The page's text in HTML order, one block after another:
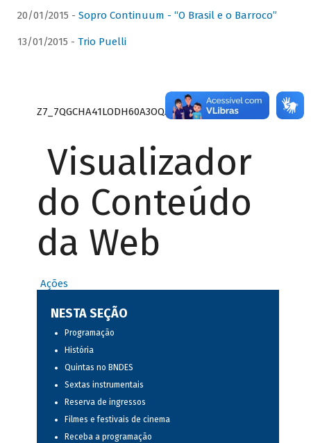
20/01/2015 - Sopro Continuum - “O Brasil e o Barroco”
13/01/2015 - Trio Puelli
Z7_7QGCHA41LODH60A3OQA8RN1415
Visualizador
do Conteúdo
da Web
Ações
NESTA SEÇÃO
Programação
História
Quintas no BNDES
Sextas instrumentais
Reserva de ingressos
Filmes e festivais de cinema
Receba a programação